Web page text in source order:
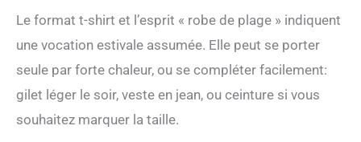
Le format t-shirt et l’esprit « robe de plage » indiquent
une vocation estivale assumée. Elle peut se porter
seule par forte chaleur, ou se compléter facilement:
gilet léger le soir, veste en jean, ou ceinture si vous
souhaitez marquer la taille.